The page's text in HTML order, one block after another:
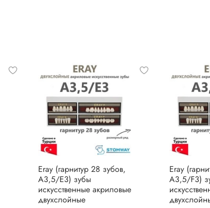
Eray (гарнитур 28 зубов,
A3,5/E3) зубы
искусственные акриловые
двухслойные
Eray
A3,5/F3)